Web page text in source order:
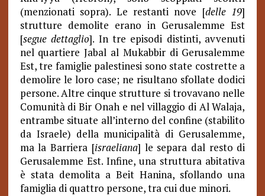
(menzionati sopra). Le restanti nove [delle 19]
strutture demolite erano in Gerusalemme Est
[segue dettaglio]. In tre episodi distinti, avvenuti
nel quartiere Jabal al Mukabbir di Gerusalemme
Est, tre famiglie palestinesi sono state costrette a
demolire le loro case; ne risultano sfollate dodici
persone. Altre cinque strutture si trovavano nelle
Comunità di Bir Onah e nel villaggio di Al Walaja,
entrambe situate all’interno del confine (stabilito
da Israele) della municipalità di Gerusalemme,
ma la Barriera [israeliana] le separa dal resto di
Gerusalemme Est. Infine, una struttura abitativa
è stata demolita a Beit Hanina, sfollando una
famiglia di quattro persone, tra cui due minori.